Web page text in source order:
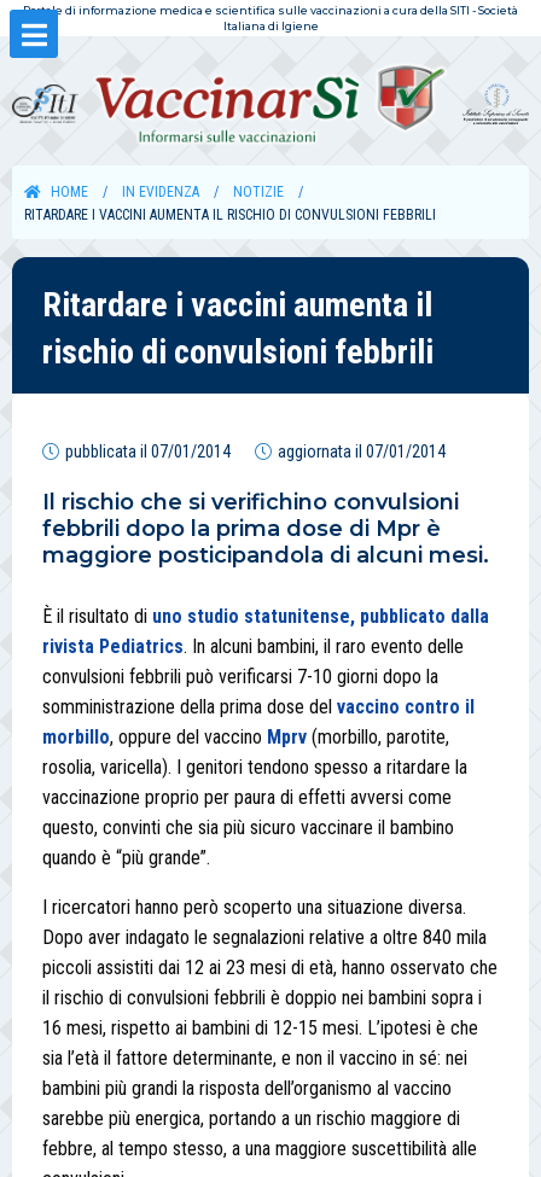
Portale di informazione medica e scientifica sulle vaccinazioni a cura della SITI - Società
Italiana di Igiene
HOME IN EVIDENZA
NOTIZIE
RITARDARE I VACCINI AUMENTA IL RISCHIO DI CONVULSIONI FEBBRILI
Ritardare i vaccini aumenta il
rischio di convulsioni febbrili
pubblicata il 07/01/2014 aggiornata il 07/01/2014
Il rischio che si verifichino convulsioni
febbrili dopo la prima dose di Mpr è
maggiore posticipandola di alcuni mesi.
È il risultato di uno studio statunitense, pubblicato dalla
rivista Pediatrics. In alcuni bambini, il raro evento delle
convulsioni febbrili può verificarsi 7-10 giorni dopo la
somministrazione della prima dose del vaccino contro il
morbillo, oppure del vaccino Mprv (morbillo, parotite,
rosolia, varicella). I genitori tendono spesso a ritardare la
vaccinazione proprio per paura di effetti avversi come
questo, convinti che sia più sicuro vaccinare il bambino
quando è “più grande”.
I ricercatori hanno però scoperto una situazione diversa.
Dopo aver indagato le segnalazioni relative a oltre 840 mila
piccoli assistiti dai 12 ai 23 mesi di età, hanno osservato che
il rischio di convulsioni febbrili è doppio nei bambini sopra i
16 mesi, rispetto ai bambini di 12-15 mesi. L’ipotesi è che
sia l’età il fattore determinante, e non il vaccino in sé: nei
bambini più grandi la risposta dell’organismo al vaccino
sarebbe più energica, portando a un rischio maggiore di
febbre, al tempo stesso, a una maggiore suscettibilità alle